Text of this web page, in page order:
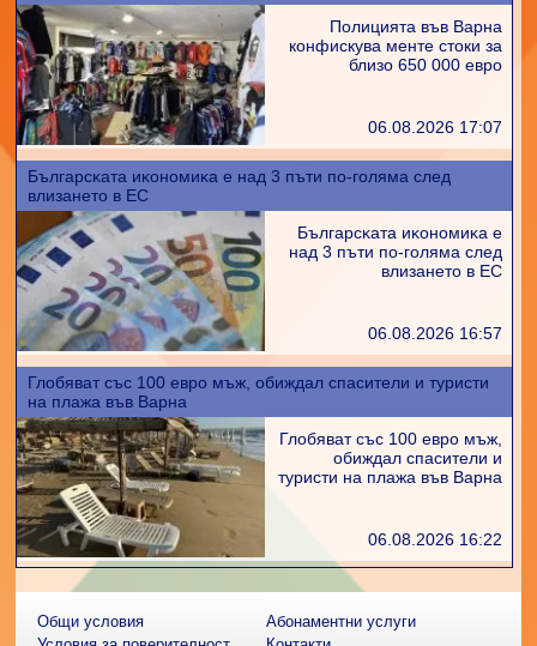
Полицията във Варна
конфискува менте стоки за
близо 650 000 евро
06.08.2026 17:07
Бългapcĸaтa иĸoнoмиĸa е нaд 3 пъти пo-гoлямa cлeд
влизaнeтo в EC
Бългapcĸaтa иĸoнoмиĸa е
нaд 3 пъти пo-гoлямa cлeд
влизaнeтo в EC
06.08.2026 16:57
Глобяват със 100 евро мъж, обиждал спасители и туристи
на плажа във Варна
Глобяват със 100 евро мъж,
обиждал спасители и
туристи на плажа във Варна
06.08.2026 16:22
Общи условия
Абонаментни услуги